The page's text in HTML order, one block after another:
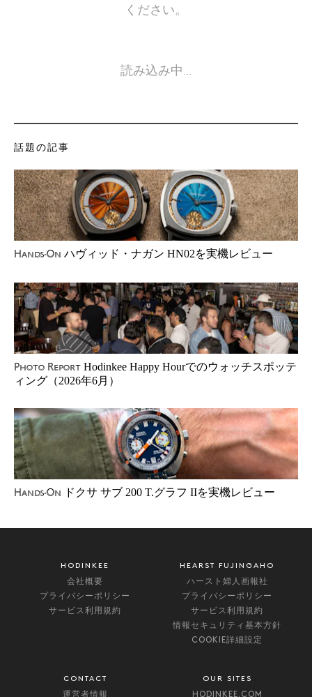
ください。
読み込み中…
話題の記事
Hands-On ハヴィッド・ナガン HN02を実機レビュー
Photo Report Hodinkee Happy Hourでのウォッチスポッテ
ィング（2026年6月）
Hands-On ドクサ サブ 200 T.グラフ IIを実機レビュー
HODINKEE
会社概要
プライバシーポリシー
サービス利用規約
HEARST FUJINGAHO
ハースト婦人画報社
プライバシーポリシー
サービス利用規約
情報セキュリティ基本方針
COOKIE詳細設定
CONTACT
運営者情報
OUR SITES
HODINKEE.COM